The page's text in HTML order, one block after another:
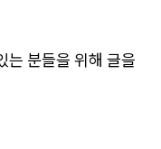
는 분들을 위해 글을